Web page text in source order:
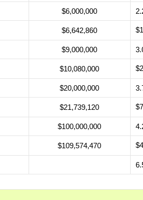
$6,000,000
$6,642,860
$9,000,000
$10,080,000
$20,000,000
$21,739,120
$100,000,000
$109,574,470